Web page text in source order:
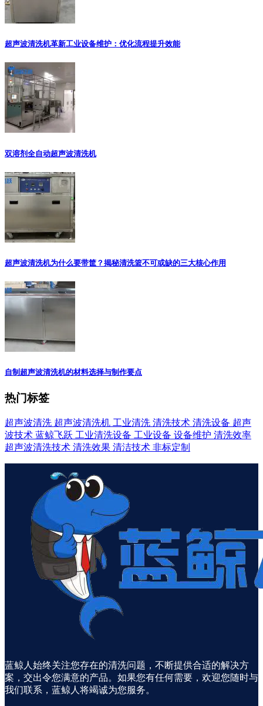
超声波清洗机革新工业设备维护：优化流程提升效能
双溶剂全自动超声波清洗机
超声波清洗机为什么要带筐？揭秘清洗篮不可或缺的三大核心作用
自制超声波清洗机的材料选择与制作要点
热门标签
超声波清洗 超声波清洗机 工业清洗 清洗技术 清洗设备 超声
波技术 蓝鲸飞跃 工业清洗设备 工业设备 设备维护 清洗效率
超声波清洗技术 清洗效果 清洁技术 非标定制
蓝鲸人始终关注您存在的清洗问题，不断提供合适的解决方
案，交出令您满意的产品。如果您有任何需要，欢迎您随时与
我们联系，蓝鲸人将竭诚为您服务。